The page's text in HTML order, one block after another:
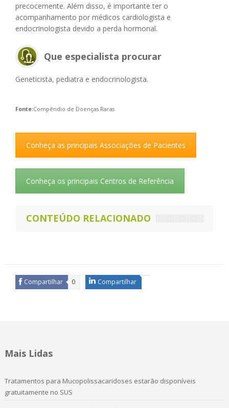
precocemente. Além disso, é importante ter o
acompanhamento por médicos cardiologista e
endocrinologista devido a perda hormonal.
Que especialista procurar
Geneticista, pediatra e endocrinologista.
Fonte:Compêndio de Doenças Raras
Conheça as principais Associações de Pacientes
Conheça os principais Centros de Referência
CONTEÚDO RELACIONADO
Compartilhar 0 Compartilhar
Mais Lidas
Tratamentos para Mucopolissacaridoses estarão disponíveis
gratuitamente no SUS